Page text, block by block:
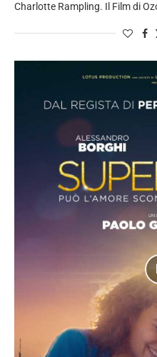
Charlotte Rampling. Il Film di